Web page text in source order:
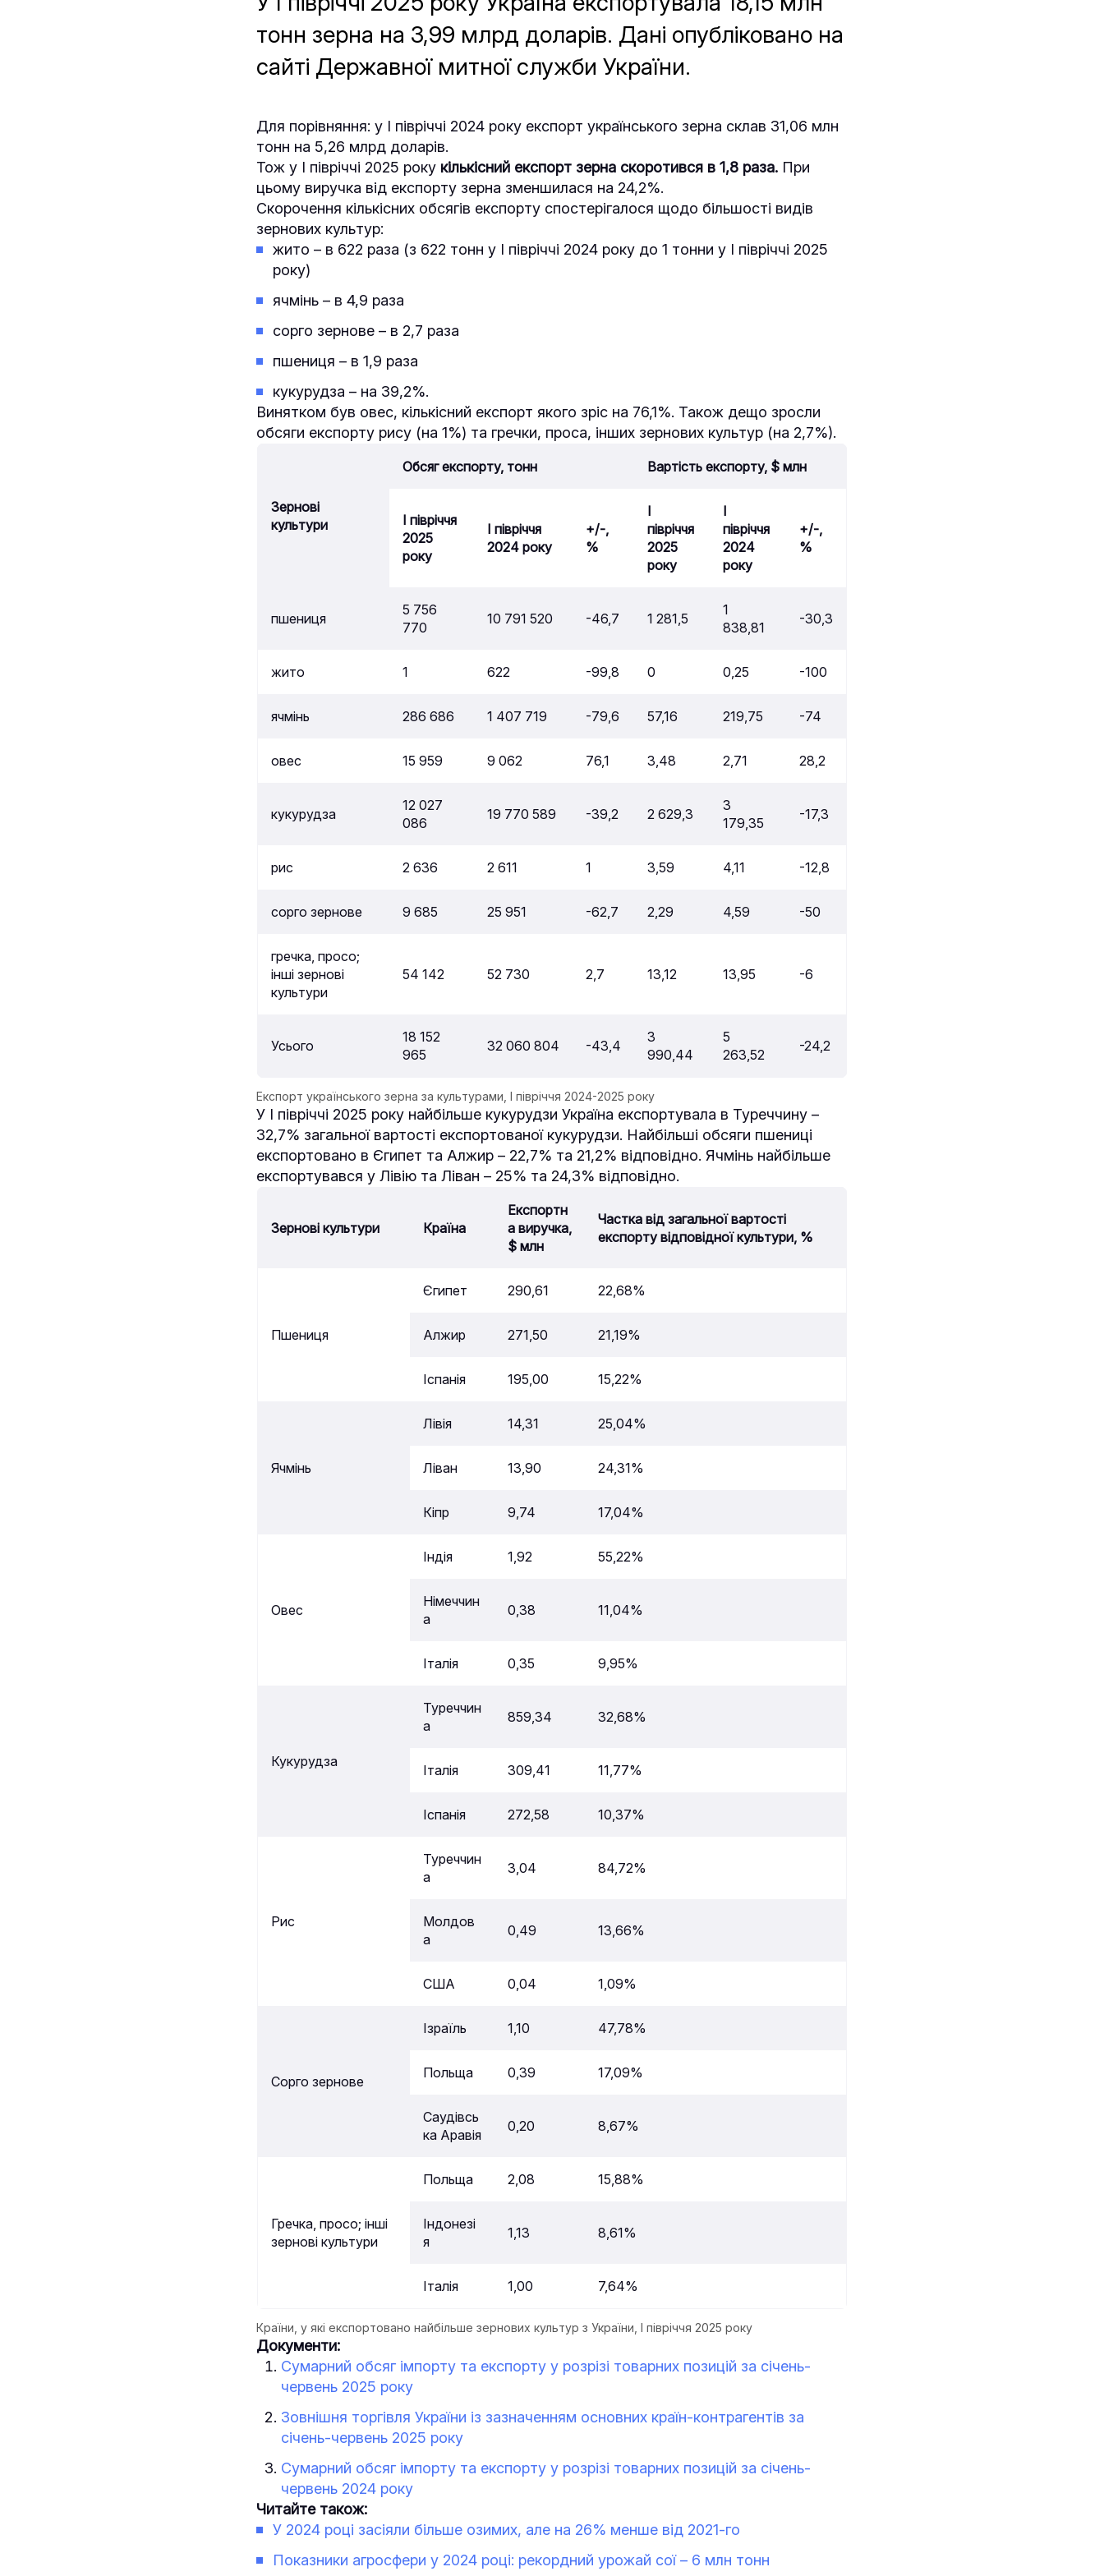
тонн зерна на 3,99 млрд доларів. Дані опубліковано на
сайті Державної митної служби України.
Для порівняння: у І півріччі 2024 року експорт українського зерна склав 31,06 млн
тонн на 5,26 млрд доларів.
Тож у І півріччі 2025 року кількісний експорт зерна скоротився в 1,8 раза. При
цьому виручка від експорту зерна зменшилася на 24,2%.
Скорочення кількісних обсягів експорту спостерігалося щодо більшості видів
зернових культур:
жито – в 622 раза (з 622 тонн у І півріччі 2024 року до 1 тонни у І півріччі 2025
року)
ячмінь – в 4,9 раза
сорго зернове – в 2,7 раза
пшениця – в 1,9 раза
кукурудза – на 39,2%.
Винятком був овес, кількісний експорт якого зріс на 76,1%. Також дещо зросли
обсяги експорту рису (на 1%) та гречки, проса, інших зернових культур (на 2,7%).
Зернові
культури
Обсяг експорту, тонн Вартість експорту, $ млн
І півріччя
2025
року
І півріччя
2024 року
+/-,
%
І
півріччя
2025
року
І
півріччя
2024
року
+/-,
%
пшениця
5 756
770
10 791 520 -46,7 1 281,5
1
838,81
-30,3
жито 1 622 -99,8 0 0,25 -100
ячмінь 286 686 1 407 719 -79,6 57,16 219,75 -74
овес 15 959 9 062 76,1 3,48 2,71 28,2
кукурудза
12 027
086
19 770 589 -39,2 2 629,3
3
179,35
-17,3
рис 2 636 2 611 1 3,59 4,11 -12,8
сорго зернове 9 685 25 951 -62,7 2,29 4,59 -50
гречка, просо;
інші зернові
культури
54 142 52 730 2,7 13,12 13,95 -6
Усього
18 152
965
32 060 804 -43,4
3
990,44
5
263,52
-24,2
Експорт українського зерна за культурами, І півріччя 2024-2025 року
У І півріччі 2025 року найбільше кукурудзи Україна експортувала в Туреччину –
32,7% загальної вартості експортованої кукурудзи. Найбільші обсяги пшениці
експортовано в Єгипет та Алжир – 22,7% та 21,2% відповідно. Ячмінь найбільше
експортувався у Лівію та Ліван – 25% та 24,3% відповідно.
Зернові культури Країна
Експортн
а виручка,
$ млн
Частка від загальної вартості
експорту відповідної культури, %
Пшениця
Єгипет 290,61 22,68%
Алжир 271,50 21,19%
Іспанія 195,00 15,22%
Ячмінь
Лівія 14,31 25,04%
Ліван 13,90 24,31%
Кіпр 9,74 17,04%
Овес
Індія 1,92 55,22%
Німеччин
а
0,38 11,04%
Італія 0,35 9,95%
Кукурудза
Туреччин
а
859,34 32,68%
Італія 309,41 11,77%
Іспанія 272,58 10,37%
Рис
Туреччин
а
3,04 84,72%
Молдов
а
0,49 13,66%
США 0,04 1,09%
Сорго зернове
Ізраїль 1,10 47,78%
Польща 0,39 17,09%
Саудівсь
ка Аравія
0,20 8,67%
Гречка, просо; інші
зернові культури
Польща 2,08 15,88%
Індонезі
я
1,13 8,61%
Італія 1,00 7,64%
Країни, у які експортовано найбільше зернових культур з України, І півріччя 2025 року
Документи:
Сумарний обсяг імпорту та експорту у розрізі товарних позицій за січень-
червень 2025 року
Зовнішня торгівля України із зазначенням основних країн-контрагентів за
січень-червень 2025 року
Сумарний обсяг імпорту та експорту у розрізі товарних позицій за січень-
червень 2024 року
Читайте також:
У 2024 році засіяли більше озимих, але на 26% менше від 2021-го
Показники агросфери у 2024 році: рекордний урожай сої – 6 млн тонн